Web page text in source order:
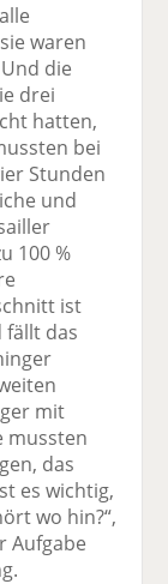
waren
die
drei
hatten,
bei
Stunden
und
100 %
ist
das
mit
mussten
das
es wichtig,
wo hin?“,
Aufgabe